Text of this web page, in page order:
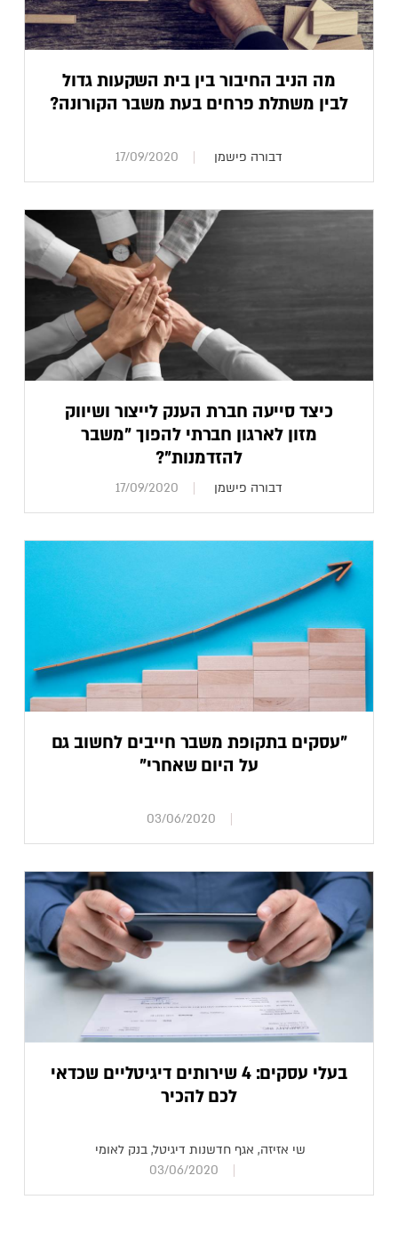
מה הניב החיבור בין בית השקעות גדול
לבין משתלת פרחים בעת משבר הקורונה?
דבורה פישמן 17/09/2020
כיצד סייעה חברת הענק לייצור ושיווק
מזון לארגון חברתי להפוך "משבר
להזדמנות"?
דבורה פישמן 17/09/2020
"עסקים בתקופת משבר חייבים לחשוב גם
על היום שאחרי"
03/06/2020
בעלי עסקים: 4 שירותים דיגיטליים שכדאי
לכם להכיר
שי אזיזה, אגף חדשנות דיגיטל, בנק לאומי
03/06/2020